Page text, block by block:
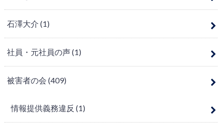
石澤大介 (1)
社員・元社員の声(1)
被害者の会 (409)
情報提供義務違反 (1)